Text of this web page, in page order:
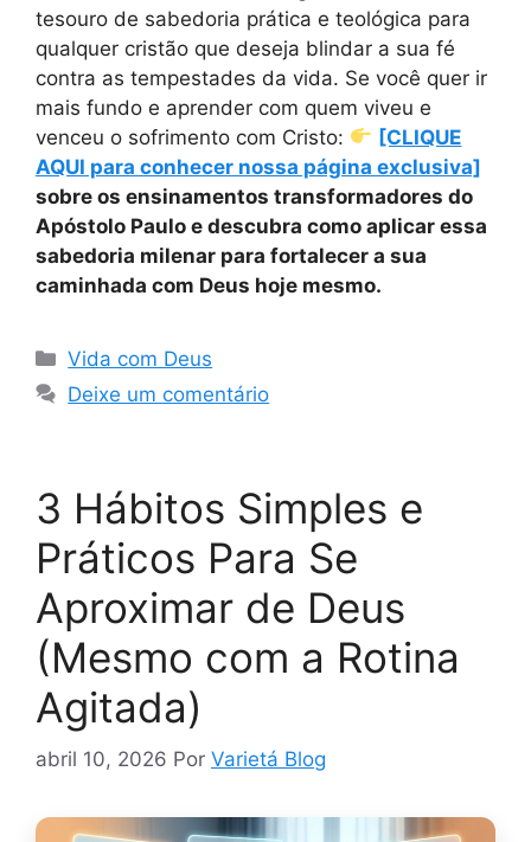
tesouro de sabedoria prática e teológica para
qualquer cristão que deseja blindar a sua fé
contra as tempestades da vida. Se você quer ir
mais fundo e aprender com quem viveu e
venceu o sofrimento com Cristo:
[CLIQUE
AQUI para conhecer nossa página exclusiva]
sobre os ensinamentos transformadores do
Apóstolo Paulo e descubra como aplicar essa
sabedoria milenar para fortalecer a sua
caminhada com Deus hoje mesmo.
Categorias
Vida com Deus
Deixe um comentário
3 Hábitos Simples e
Práticos Para Se
Aproximar de Deus
(Mesmo com a Rotina
Agitada)
abril 10, 2026 Por Varietá Blog